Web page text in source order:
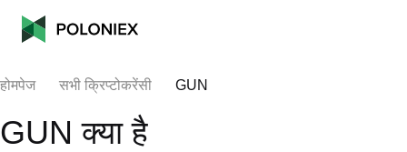
होमपेज सभी क्रिप्टोकरेंसी GUN
GUN क्या है